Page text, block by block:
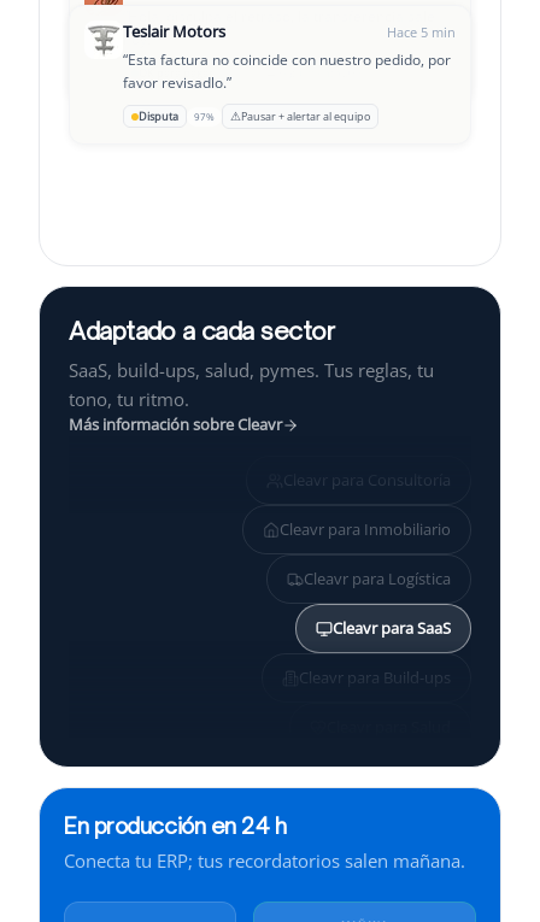
hoy.”
Teslair Motors Hace 5 min
“Esta factura no coincide con nuestro pedido, por
favor revisadlo.”
Disputa 97% ⚠Pausar + alertar al equipo
Leclair Group Hace 8 min
¿podemos establecer un plan de pago?
Adaptado a cada sector
SaaS, build-ups, salud, pymes. Tus reglas, tu
tono, tu ritmo.
Más información sobre Cleavr
Cleavr para Consultoría
Cleavr para Inmobiliario
Cleavr para Logística
Cleavr paraSaaS
Cleavr para Build-ups
Cleavr para Finanzas
En producción en 24 h
Conecta tu ERP; tus recordatorios salen mañana.